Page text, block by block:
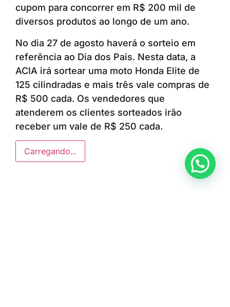
cupom para concorrer em R$ 200 mil de
diversos produtos ao longo de um ano.
No dia 27 de agosto haverá o sorteio em
referência ao Dia dos Pais. Nesta data, a
ACIA irá sortear uma moto Honda Elite de
125 cilindradas e mais três vale compras de
R$ 500 cada. Os vendedores que
atenderem os clientes sorteados irão
receber um vale de R$ 250 cada.
Carregando...
Anunciar ou recomendar matéria